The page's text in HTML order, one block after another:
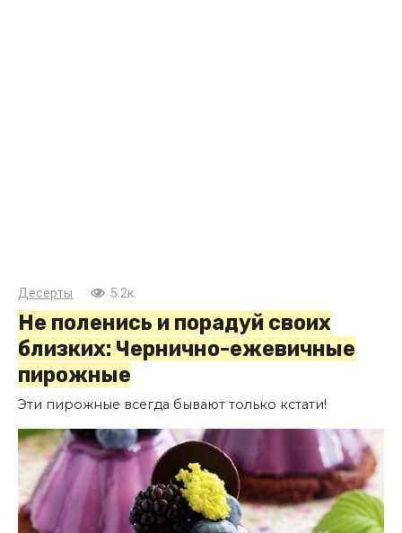
Десерты 5.2к.
Не поленись и порадуй своих
близких: Чернично-ежевичные
пирожные
Эти пирожные всегда бывают только кстати!